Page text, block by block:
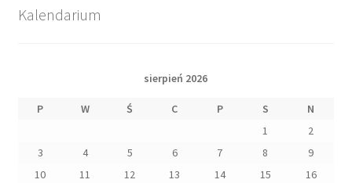
Kalendarium
sierpień 2026
P W Ś C P S
N
1
2
3
4 5 6 7 8
9
10
11 12 13 14 15
16